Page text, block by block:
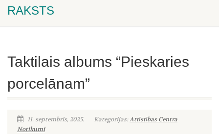
RAKSTS
Taktilais albums “Pieskaries
porcelānam”
11. septembris, 2025. Kategorijas:Attīstības Centra
Notikumi